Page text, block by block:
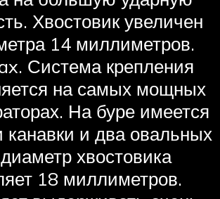
Хвостовик увеличен
14 миллиметров.
Система крепления
на самых мощных
На буре имеется
канавки и два овальных
хвостовика
18 миллиметров.